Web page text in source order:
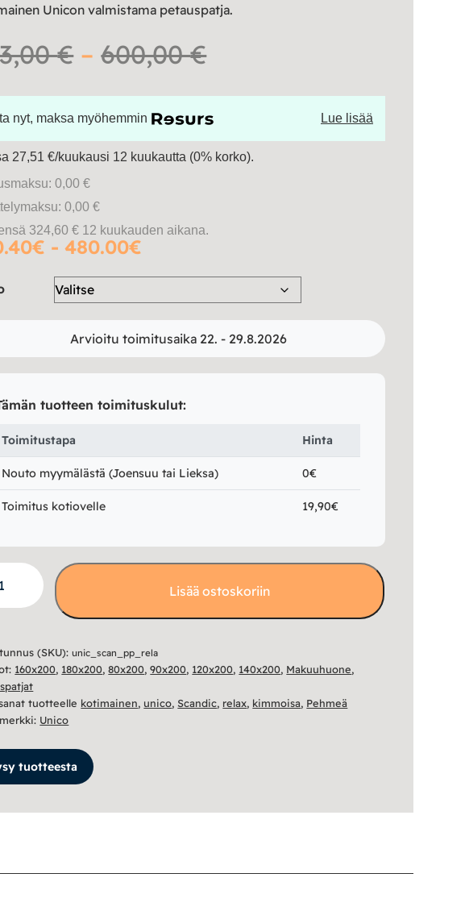
Unicon valmistama petauspatja.
€ – 600,00€Hintaluokka:
263,00 €
-
nyt, maksa myöhemmin Lue lisää
27,51 €/kuukausi 12 kuukautta (0% korko).
0,00 €
0,00 €
324,60 € 12 kuukauden aikana.
- 480.00€
Arvioitu toimitusaika 22. - 29.8.2026
tuotteen toimituskulut:
Toimitustapa Hinta
Nouto myymälästä (Joensuu tai Lieksa) 0€
Toimitus kotiovelle 19,90€
Lisää ostoskoriin
(SKU):unic_scan_pp_rela
160x200, 180x200,80x200,90x200, 120x200, 140x200, Makuuhuone,
tuotteelle kotimainen, unico,Scandic, relax, kimmoisa, Pehmeä
Unico
tuotteesta